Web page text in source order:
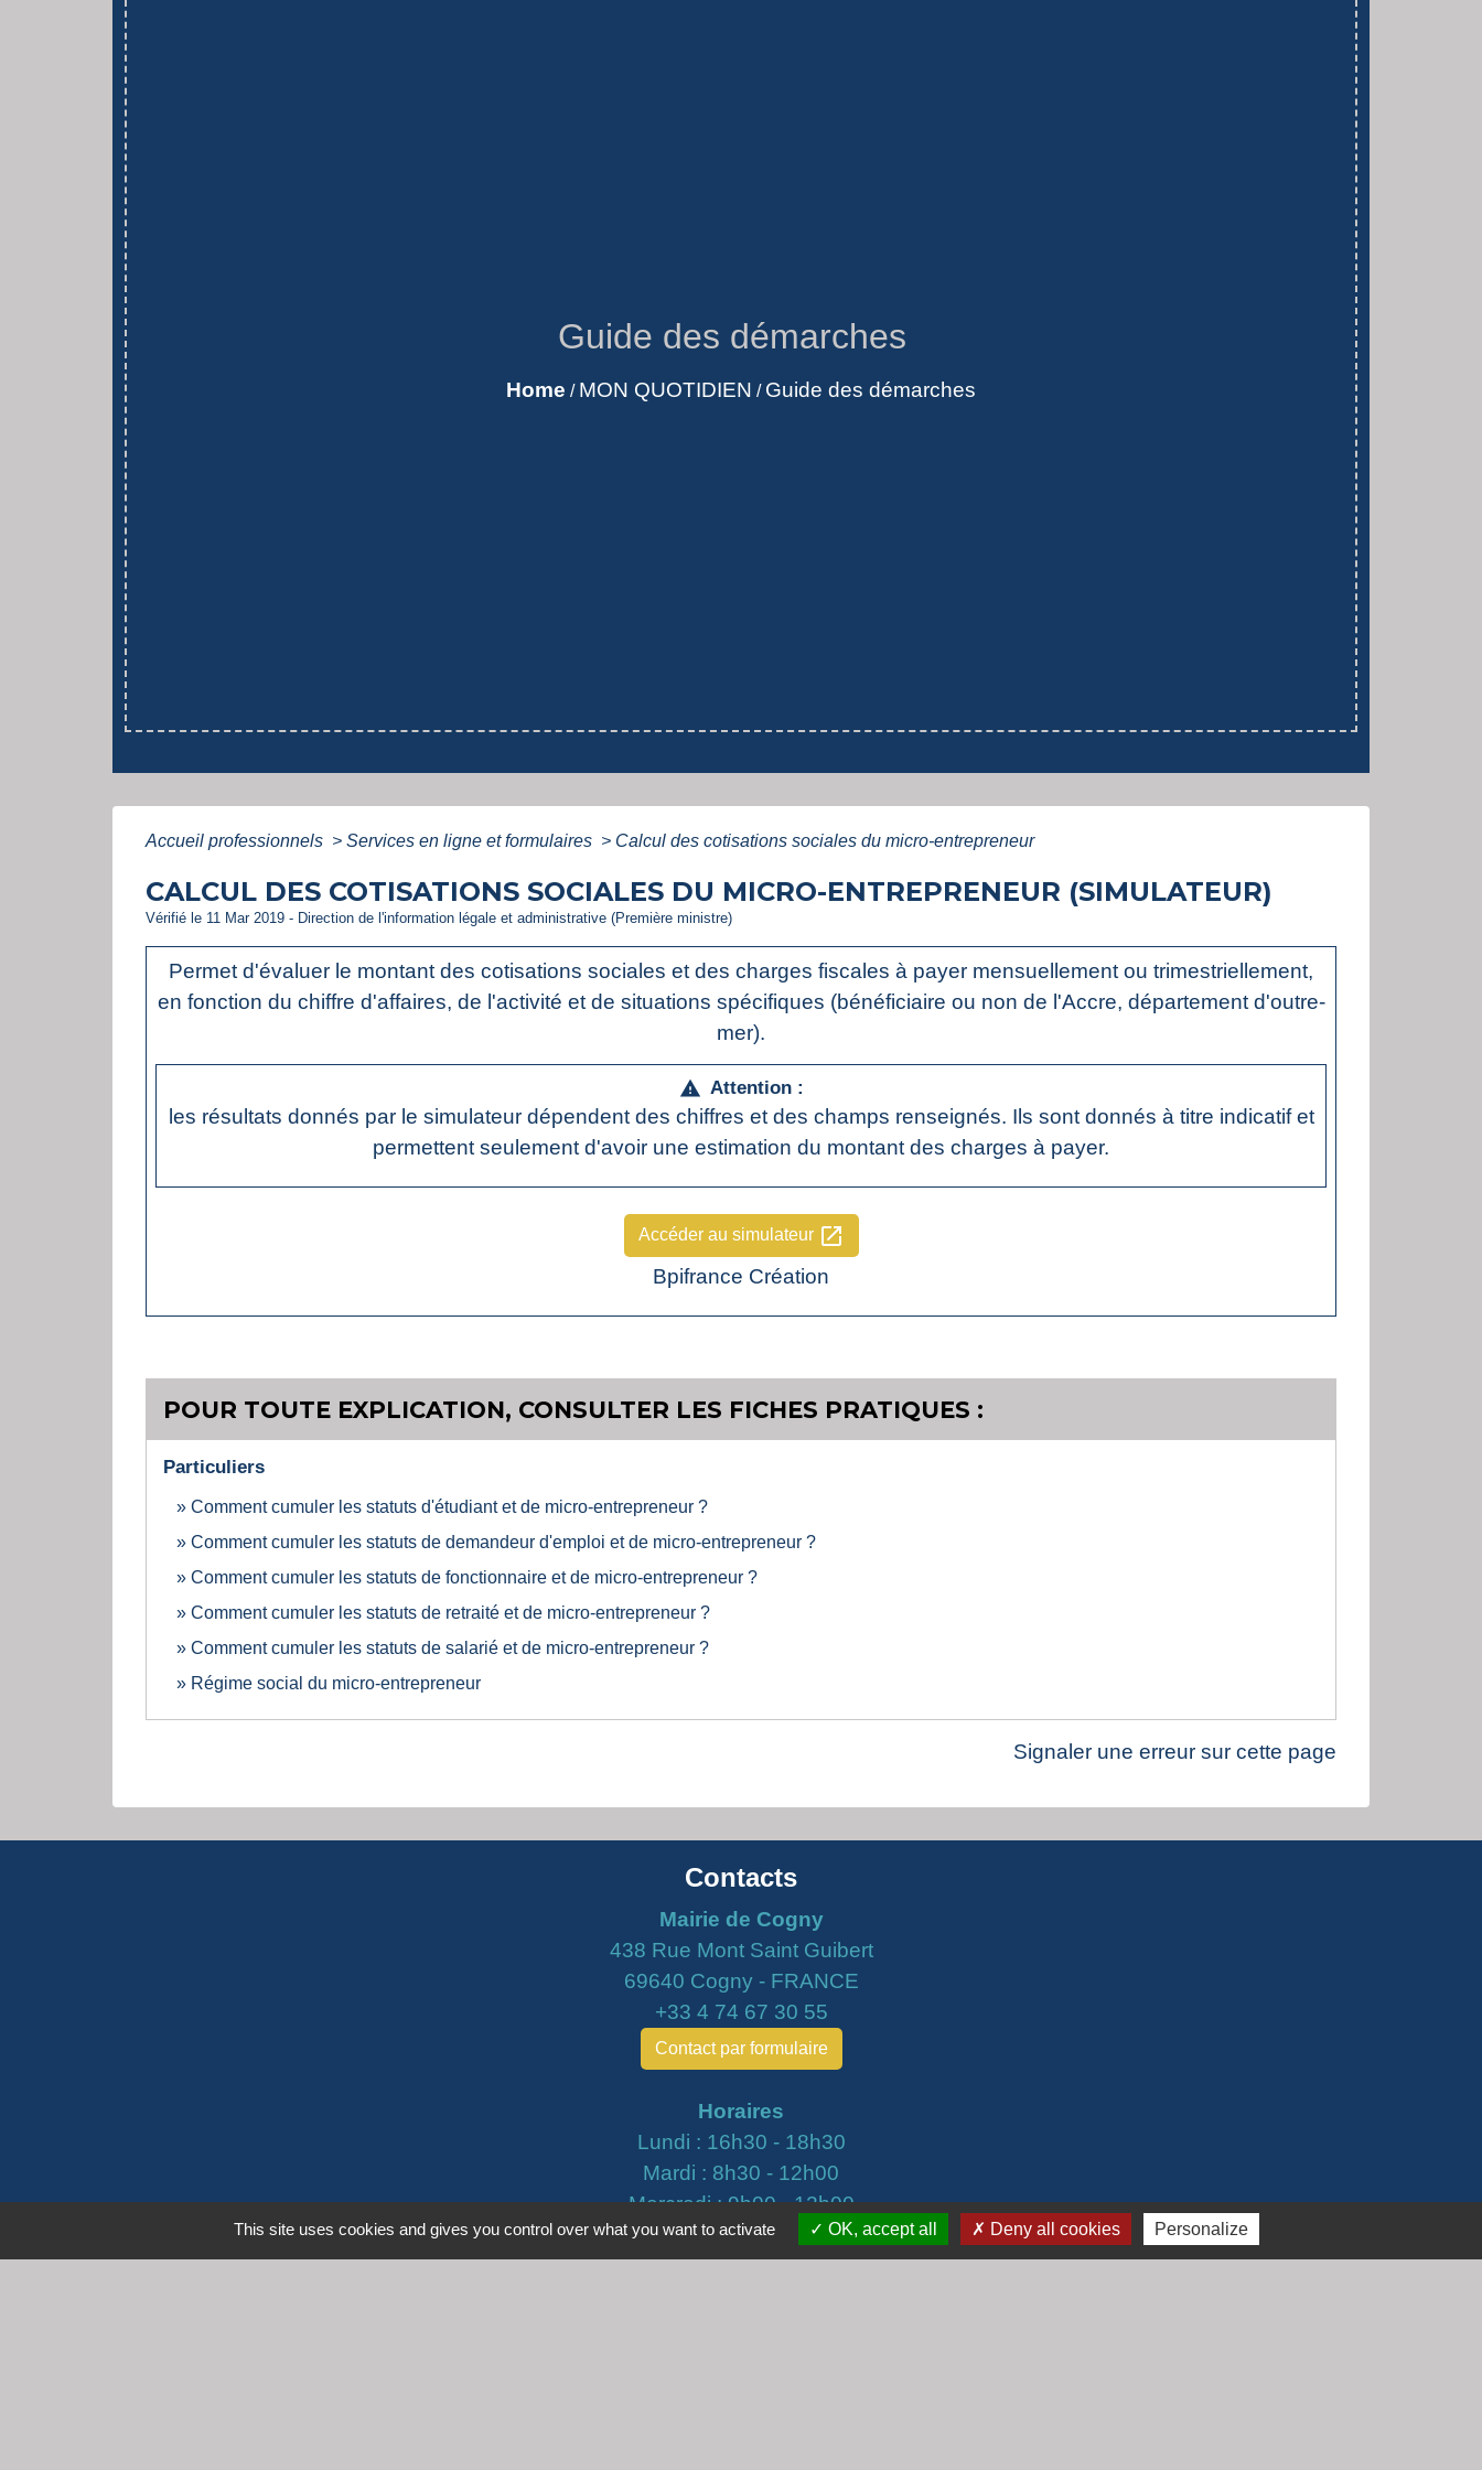
Guide des démarches
Home / MON QUOTIDIEN / Guide des démarches
Accueil professionnels > Services en ligne et formulaires > Calcul des cotisations sociales du micro-entrepreneur
CALCUL DES COTISATIONS SOCIALES DU MICRO-ENTREPRENEUR (SIMULATEUR)
Vérifié le 11 Mar 2019 - Direction de l'information légale et administrative (Première ministre)
Permet d'évaluer le montant des cotisations sociales et des charges fiscales à payer mensuellement ou trimestriellement,
en fonction du chiffre d'affaires, de l'activité et de situations spécifiques (bénéficiaire ou non de l'Accre, département d'outre-
mer).
warning Attention :
les résultats donnés par le simulateur dépendent des chiffres et des champs renseignés. Ils sont donnés à titre indicatif et
permettent seulement d'avoir une estimation du montant des charges à payer.
Accéder au simulateur open_in_new
Bpifrance Création
POUR TOUTE EXPLICATION, CONSULTER LES FICHES PRATIQUES :
Particuliers
Comment cumuler les statuts d'étudiant et de micro-entrepreneur ?
Comment cumuler les statuts de demandeur d'emploi et de micro-entrepreneur ?
Comment cumuler les statuts de fonctionnaire et de micro-entrepreneur ?
Comment cumuler les statuts de retraité et de micro-entrepreneur ?
Comment cumuler les statuts de salarié et de micro-entrepreneur ?
Régime social du micro-entrepreneur
Signaler une erreur sur cette page
Contacts
Mairie de Cogny
438 Rue Mont Saint Guibert
69640 Cogny - FRANCE
+33 4 74 67 30 55
Contact par formulaire
Horaires
Lundi : 16h30 - 18h30
Mardi : 8h30 - 12h00
Mercredi : 9h00 - 12h00
Vendredi : 16h00 - 18h00
This site uses cookies and gives you control over what you want to activate OK, accept all Deny all cookies Personalize